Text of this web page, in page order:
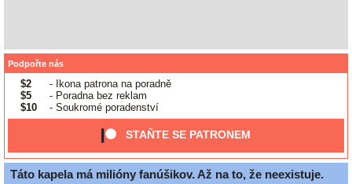
Podpořte nás
$2
- Ikona patrona na poradně
$5
- Poradna bez reklam
$10
- Soukromé poradenství
STAŇTE SE PATRONEM
Táto kapela má milióny fanúšikov. Až na to, že neexistuje.